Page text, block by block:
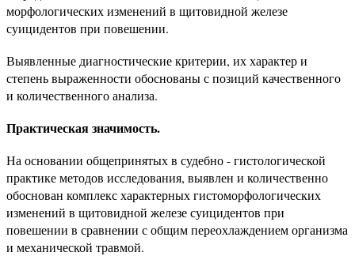
морфологических изменений в щитовидной железе
суицидентов при повешении.
Выявленные диагностические критерии, их характер и
степень выраженности обоснованы с позиций качественного
и количественного анализа.
Практическая значимость.
На основании общепринятых в судебно - гистологической
практике методов исследования, выявлен и количественно
обоснован комплекс характерных гистоморфологических
изменений в щитовидной железе суицидентов при
повешении в сравнении с общим переохлаждением организма
и механической травмой.